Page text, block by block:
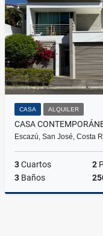
CASA ALQUILER
Escazú, San José, Costa
3Cuartos 2
3Baños